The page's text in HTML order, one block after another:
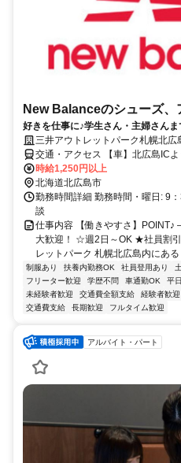
New Balanceのシューズ、
好きを仕事に♪学生さん・主婦さん
三井アウトレットパーク札幌北
ーストア』
交通・アクセス 【車】北広島IC
10分 【電車・バス】札幌駅・福
駅・新千歳空港・南千歳駅・函館
時給1,250円以上
北海道北広島市
勤務時間詳細 勤務時間・曜日: 9
談
仕事内容 【働きやすさ】
大歓迎！ ☆週2日～OK ★社員割
レットパーク 札幌北広島内にある
制服あり 扶養内勤務OK 社員登用あり
フリーター歓迎
学歴不問 車通勤OK 平
未経験者歓迎
交通費全額支給 経験者歓迎
交通費支給
長期歓迎 フルタイム歓迎
アルバイト・パート